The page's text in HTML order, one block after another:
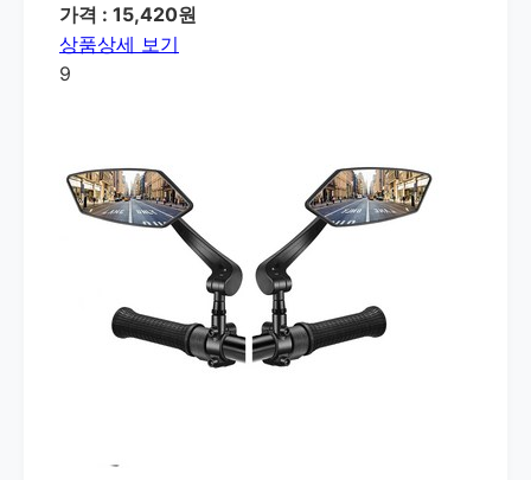
가격 : 15,420원
상품상세 보기
9